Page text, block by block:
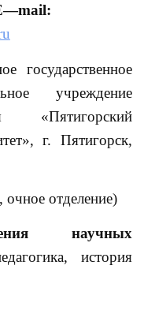
—mail:
государственное
учреждение
«Пятигорский
г. Пятигорск,
очное отделение)
научных
история